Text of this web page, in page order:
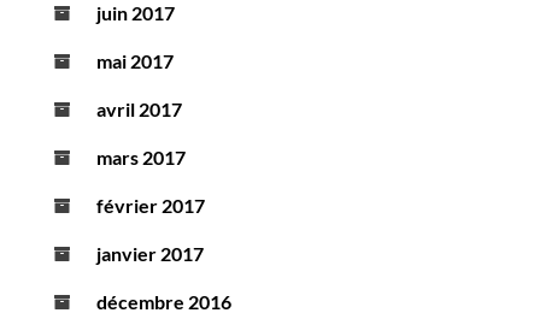
juin 2017
mai 2017
avril 2017
mars 2017
février 2017
janvier 2017
décembre 2016